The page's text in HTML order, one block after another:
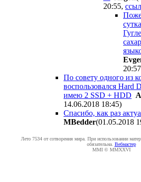
20:55,
20:57
По совету одного из
воспользовался Hard
имею 2 SSD + HDD
14.06.2018 18:45)
Спасибо, как раз
MBedder(01.05.2018
Лето 7534 от сотворения мира. При использовании
обязательна. Вебмастер
MMI © MMXXVI